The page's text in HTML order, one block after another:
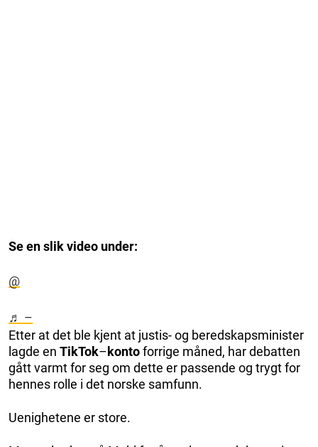
Se en slik video under:
@
♬ –
Etter at det ble kjent at justis- og beredskapsminister
lagde en TikTok–kontoforrige måned, har debatten
gått varmt for seg om dette er passende og trygt for
hennes rolle i det norske samfunn.
Uenighetene er store.